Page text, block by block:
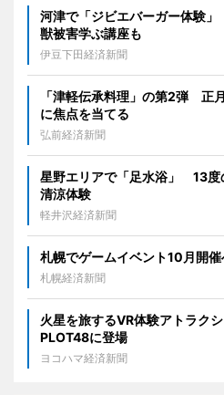
河津で「ジビエバーガー体験
獣被害学ぶ講座も
伊豆下田経済新聞
「津軽伝承料理」の第2弾 正
に焦点を当てる
弘前経済新聞
星野エリアで「足水浴」 13度
清涼体験
軽井沢経済新聞
札幌でゲームイベント10月開
札幌経済新聞
火星を旅するVR体験アトラク
PLOT48に登場
ヨコハマ経済新聞